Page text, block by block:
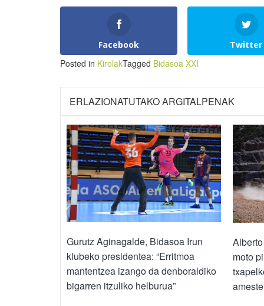
Facebook Twitter
Posted in KirolakTagged Bidasoa XXI
ERLAZIONATUTAKO ARGITALPENAK
Gurutz Aginagalde, Bidasoa Irun
klubeko presidentea: “Erritmoa
mantentzea izango da denboraldiko
bigarren itzuliko helburua”
moto